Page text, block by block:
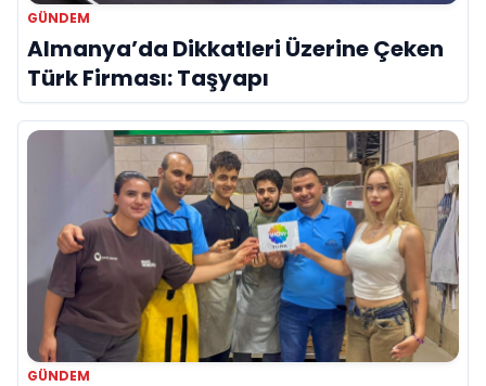
GÜNDEM
Almanya’da Dikkatleri Üzerine Çeken
Türk Firması: Taşyapı
GÜNDEM